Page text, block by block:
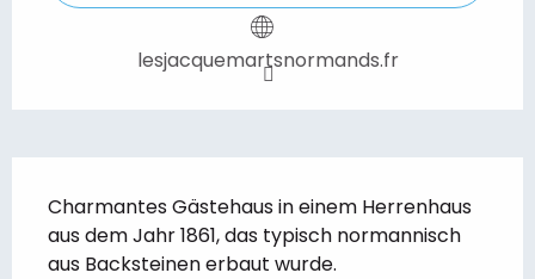
lesjacquemartsnormands.fr
Charmantes Gästehaus in einem Herrenhaus
aus dem Jahr 1861, das typisch normannisch
aus Backsteinen erbaut wurde.